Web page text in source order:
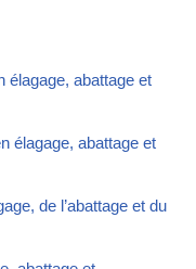
élagage, abattage et
élagage, abattage et
de l’abattage et du